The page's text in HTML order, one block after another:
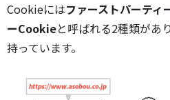
Cookieにはファーストパーテ
ーCookieと呼ばれる2種類があ
持っています。